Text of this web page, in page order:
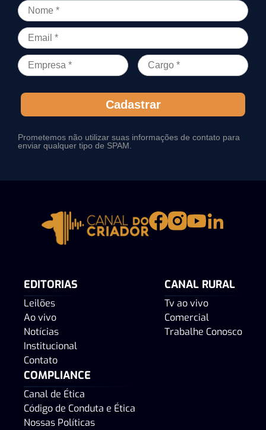
Cadastrar
Prometemos não utilizar suas informações de contato para
enviar qualquer tipo de SPAM.
EDITORIAS
Leilões
Ao vivo
Notícias
Institucional
Contato
CANAL RURAL
Tv ao vivo
Comercial
Trabalhe Conosco
COMPLIANCE
Canal de Ética
Código de Conduta e Ética
Nossas Políticas